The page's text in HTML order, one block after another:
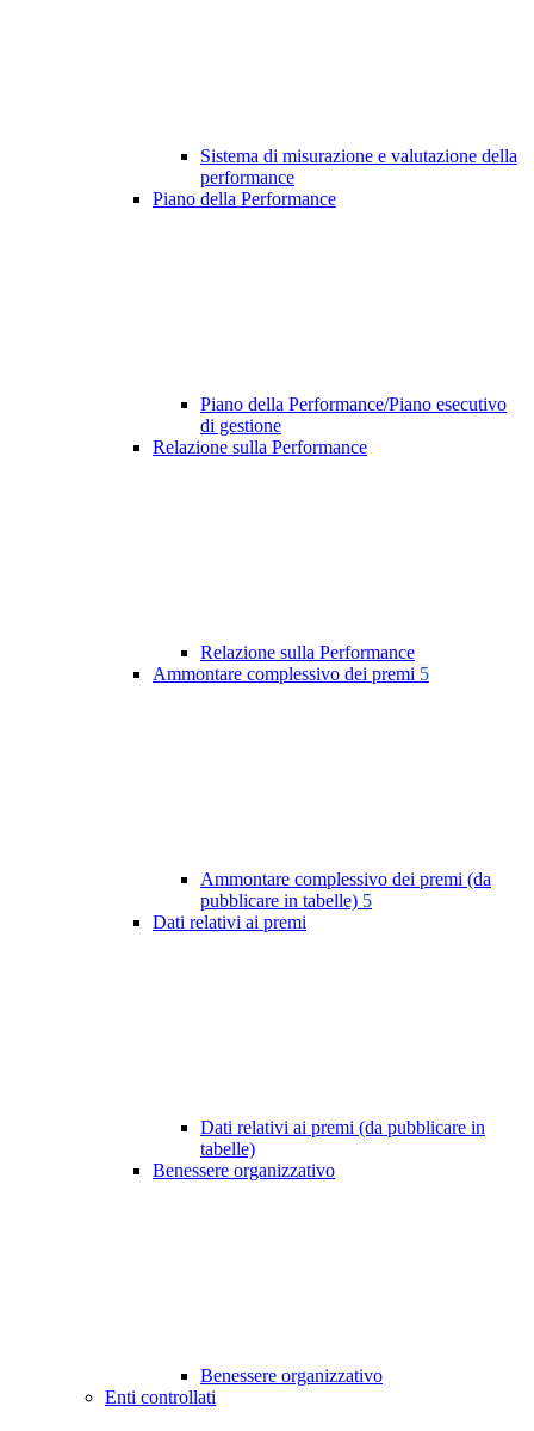
Sistema di misurazione e valutazione della
performance
Piano della Performance
Piano della Performance/Piano esecutivo
di gestione
Relazione sulla Performance
Relazione sulla Performance
Ammontare complessivo dei premi 5
Ammontare complessivo dei premi (da
pubblicare in tabelle) 5
Dati relativi ai premi
Dati relativi ai premi (da pubblicare in
tabelle)
Benessere organizzativo
Benessere organizzativo
Enti controllati